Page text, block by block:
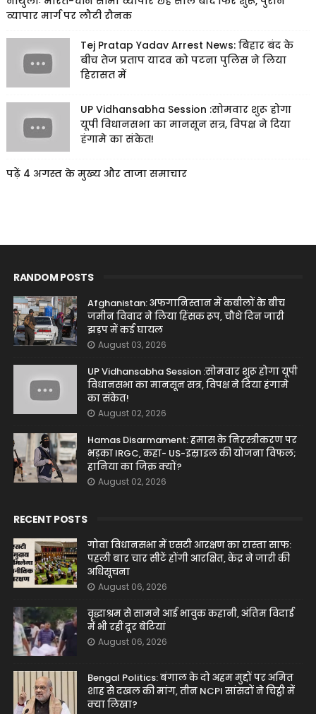
व्यापार मार्ग पर लौटी रौनक
Tej Pratap Yadav Arrest News: बिहार बंद के
बीच तेज प्रताप यादव को पटना पुलिस ने लिया
हिरासत में
UP Vidhansabha Session :सोमवार शुरू होगा
यूपी विधानसभा का मानसून सत्र, विपक्ष ने दिया
हंगामे का संकेत!
पढ़ें 4 अगस्त के मुख्य और ताजा समाचार
RANDOM POSTS
Afghanistan: अफगानिस्तान में कबीलों के बीच
जमीन विवाद ने लिया हिंसक रूप, चौथे दिन जारी
झड़प में कई घायल
August 03, 2026
UP Vidhansabha Session :सोमवार शुरू होगा यूपी
विधानसभा का मानसून सत्र, विपक्ष ने दिया हंगामे
का संकेत!
August 02, 2026
Hamas Disarmament: हमास के निरस्त्रीकरण पर
भड़का IRGC, कहा- US-इस्राइल की योजना विफल;
हानिया का जिक्र क्यों?
August 02, 2026
RECENT POSTS
गोवा विधानसभा में एसटी आरक्षण का रास्ता साफ:
पहली बार चार सीटें होंगी आरक्षित, केंद्र ने जारी की
अधिसूचना
August 06, 2026
वृद्धाश्रम से सामने आई भावुक कहानी, अंतिम विदाई
में भी रहीं दूर बेटियां
August 06, 2026
Bengal Politics: बंगाल के दो अहम मुद्दों पर अमित
शाह से दखल की मांग, तीन NCPI सांसदों ने चिट्ठी में
क्या लिखा?